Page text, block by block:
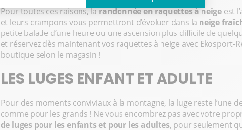
Pour toutes ces raisons, larandonnée en raquettes à neige est
et leurs crampons vous permettront d’évoluer dans la neige
petite balade d’une heure ou une ascension plus difficile de
et réservez dès maintenant vos raquettes à neige avec Ekosport-
boutique selon le magasin !
LES LUGES ENFANT ET ADULTE
Pour des moments conviviaux à la montagne, la luge reste l’une
comme pour les grands ! Ne vous encombrez pas avec votre
de luges pour les enfants et pour les adultes, pour seulement